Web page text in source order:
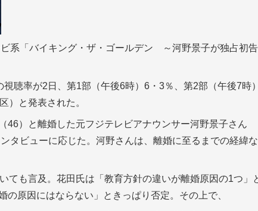
系「バイキング・ザ・ゴールデン ～河野景子が独占初告
聴率が2日、第1部（午後6時）6・3％、第2部（午後7時）
）と発表された。
46）と離婚した元フジテレビアナウンサー河野景子さん
タビューに応じた。河野さんは、離婚に至るまでの経緯
ても言及。花田氏は「教育方針の違いが離婚原因の1つ」
原因にはならない」ときっぱり否定。その上で、